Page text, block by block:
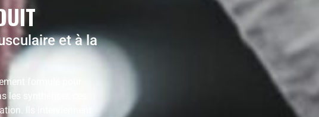
et à la
formulé pour
synthétiser, ces
Ils interviennent